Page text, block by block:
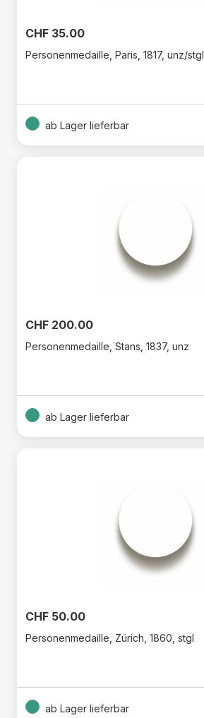
CHF 35.00
Personenmedaille, Paris, 1817, unz/stgl
ab Lager lieferbar
CHF 200.00
Personenmedaille, Stans, 1837, unz
ab Lager lieferbar
CHF 50.00
Personenmedaille, Zürich, 1860, stgl
ab Lager lieferbar